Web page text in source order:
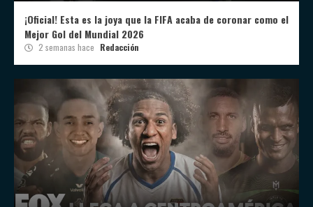
¡Oficial! Esta es la joya que la FIFA acaba de coronar como el
Mejor Gol del Mundial 2026
2 semanas hace Redacción